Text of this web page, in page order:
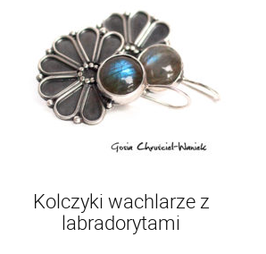
Kolczyki wachlarze z
labradorytami